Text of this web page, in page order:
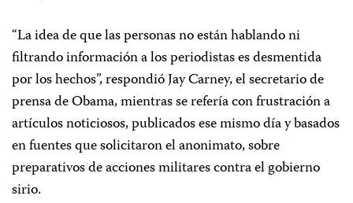
“La idea de que las personas no están hablando ni
filtrando información a los periodistas es desmentida
por los hechos”, respondió Jay Carney, el secretario de
prensa de Obama, mientras se refería con frustración a
artículos noticiosos, publicados ese mismo día y basados
en fuentes que solicitaron el anonimato, sobre
preparativos de acciones militares contra el gobierno
sirio.